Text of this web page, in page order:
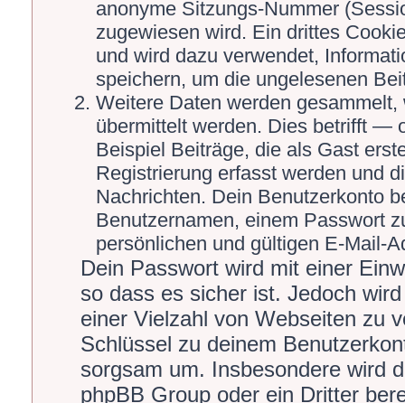
anonyme Sitzungs-Nummer
zugewiesen wird. Ein drittes
und wird dazu verwendet,
speichern, um die ungelesenen
Weitere Daten werden
übermittelt werden. Dies betrifft —
Beispiel Beiträge, die als Gast
Registrierung erfasst werden und
Nachrichten. Dein Benutzerkonto
Benutzernamen, einem Passwort
persönlichen und gültigen E-Mail-
Dein Passwort wird mit einer
so dass es sicher ist. Jedoch
einer Vielzahl von Webseiten zu
Schlüssel zu deinem
sorgsam um. Insbesondere wird
phpBB Group oder ein Dritter